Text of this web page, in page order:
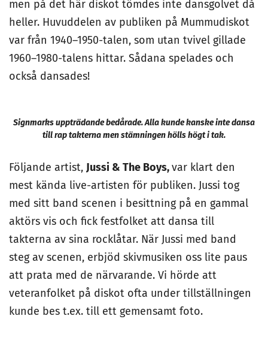
men på det här diskot tömdes inte dansgolvet då
heller. Huvuddelen av publiken på Mummudiskot
var från 1940–1950-talen, som utan tvivel gillade
1960–1980-talens hittar. Sådana spelades och
också dansades!
Signmarks uppträdande bedårade. Alla kunde kanske inte dansa
till rap takterna men stämningen hölls högt i tak.
Följande artist, Jussi & The Boys,var klart den
mest kända live-artisten för publiken. Jussi tog
med sitt band scenen i besittning på en gammal
aktörs vis och fick festfolket att dansa till
takterna av sina rocklåtar. När Jussi med band
steg av scenen, erbjöd skivmusiken oss lite paus
att prata med de närvarande. Vi hörde att
veteranfolket på diskot ofta under tillställningen
kunde bes t.ex. till ett gemensamt foto.